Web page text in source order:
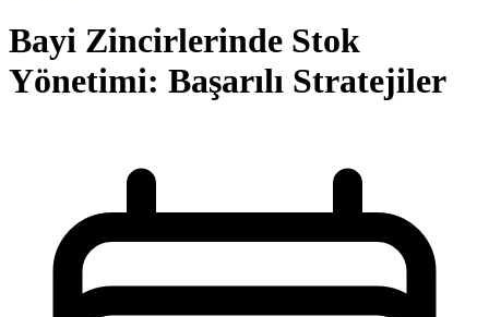
Bayi Zincirlerinde Stok
Yönetimi: Başarılı Stratejiler